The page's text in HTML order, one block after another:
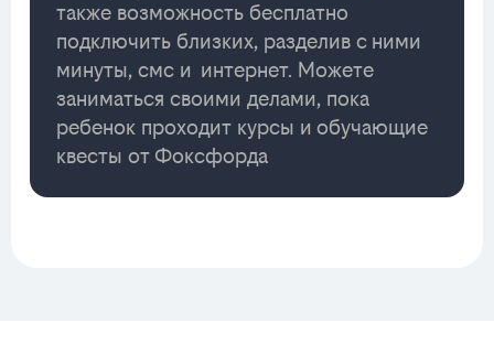
также возможность бесплатно
подключить близких, разделив с ними
минуты, смс и интернет. Можете
заниматься своими делами, пока
ребенок проходит курсы и обучающие
квесты от Фоксфорда